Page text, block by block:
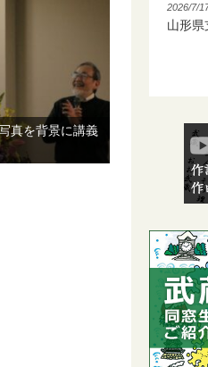
真を背景に講義
2026/7/
山形県